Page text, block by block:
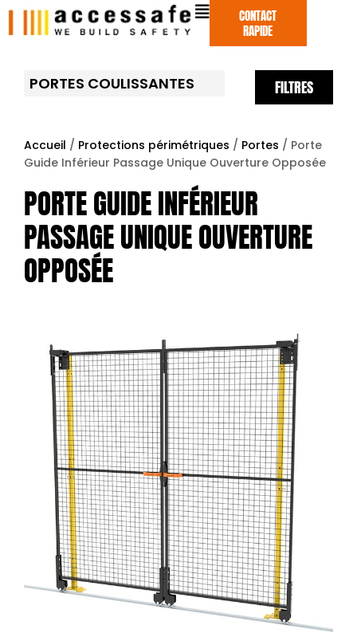
Aller
CONTACT
RAPIDE
PORTES COULISSANTES FILTRES
Accueil / Protections périmétriques / Portes / Porte
Guide Inférieur Passage Unique Ouverture Opposée
PORTE GUIDE INFÉRIEUR
PASSAGE UNIQUE OUVERTURE
OPPOSÉE